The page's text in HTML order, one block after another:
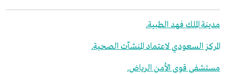
مدينة الملك فهد الطبية.
المركز السعودي لاعتماد المنشآت الصحية.
مستشفى قوى الأمن الرياض.